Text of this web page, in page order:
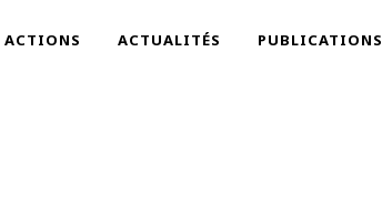
ACTIONS ACTUALITÉS PUBLICATIONS